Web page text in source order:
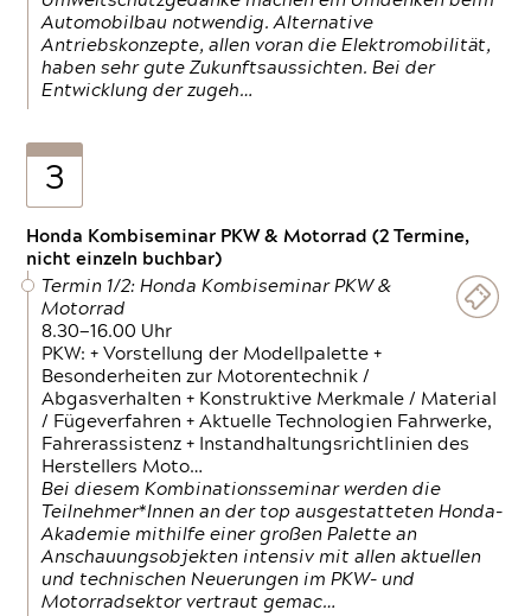
Automobilbau notwendig. Alternative
Antriebskonzepte, allen voran die Elektromobilität,
haben sehr gute Zukunftsaussichten. Bei der
Entwicklung der zugeh…
3
Honda Kombiseminar PKW & Motorrad (2 Termine,
nicht einzeln buchbar)
Termin 1/2: Honda Kombiseminar PKW &
Motorrad
8.30—16.00 Uhr
PKW: + Vorstellung der Modellpalette +
Besonderheiten zur Motorentechnik /
Abgasverhalten + Konstruktive Merkmale / Material
/ Fügeverfahren + Aktuelle Technologien Fahrwerke,
Fahrerassistenz + Instandhaltungsrichtlinien des
Herstellers Moto…
Bei diesem Kombinationsseminar werden die
Teilnehmer*Innen an der top ausgestatteten Honda-
Akademie mithilfe einer großen Palette an
Anschauungsobjekten intensiv mit allen aktuellen
und technischen Neuerungen im PKW- und
Motorradsektor vertraut gemac…